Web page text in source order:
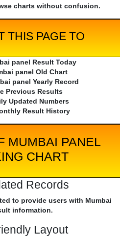
charts without confusion.
THIS PAGE TO
panel Result Today
panel Old Chart
panel Yearly Record
Previous Results
Updated Numbers
Result History
MUMBAI PANEL
CHART
Records
to provide users with Mumbai
information.
Layout